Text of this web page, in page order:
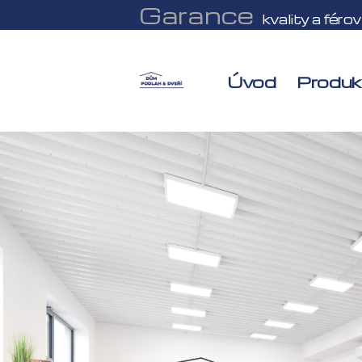
Garance kvality a
Úvod